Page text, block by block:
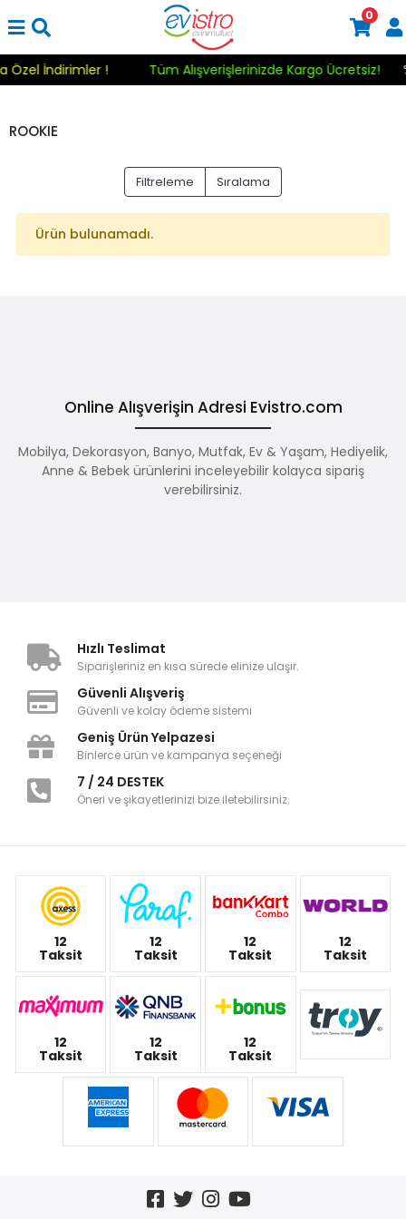
Özel İndirimler ! Tüm Alışverişlerinizde Kargo Ücretsiz!
0
ROOKIE
Filtreleme Sıralama
Ürün bulunamadı.
Online Alışverişin Adresi Evistro.com
Mobilya, Dekorasyon, Banyo, Mutfak, Ev & Yaşam, Hediyelik,
Anne & Bebek ürünlerini inceleyebilir kolayca sipariş
verebilirsiniz.
Hızlı Teslimat
Siparişleriniz en kısa sürede elinize ulaşır.
Güvenli Alışveriş
Güvenli ve kolay ödeme sistemi
Geniş Ürün Yelpazesi
Binlerce ürün ve kampanya seçeneği
7 / 24 DESTEK
Öneri ve şikayetlerinizi bize iletebilirsiniz.
12
Taksit
12
Taksit
12
Taksit
12
Taksit
12
Taksit
12
Taksit
12
Taksit